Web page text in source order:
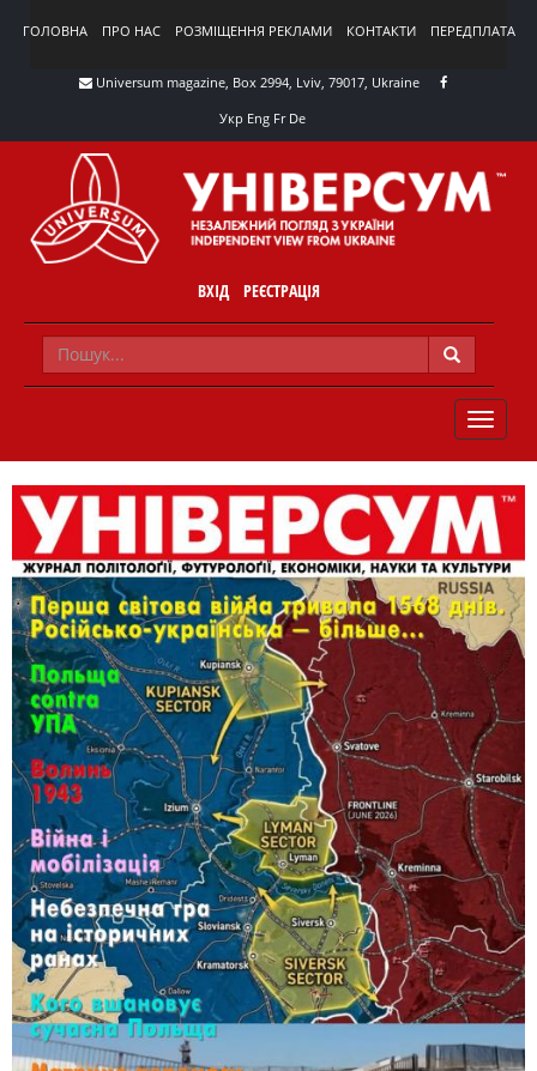
ГОЛОВНА ПРО НАС РОЗМІЩЕННЯ РЕКЛАМИ КОНТАКТИ ПЕРЕДПЛАТА
Universum magazine, Box 2994, Lviv, 79017, Ukraine
Укр Eng Fr De
ВХІД РЕЄСТРАЦІЯ
TOGGLE